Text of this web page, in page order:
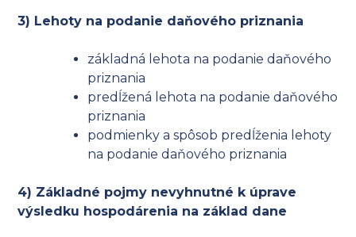
3) Lehoty na podanie daňového priznania
základná lehota na podanie daňového
priznania
predĺžená lehota na podanie daňového
priznania
podmienky a spôsob predĺženia lehoty
na podanie daňového priznania
4) Základné pojmy nevyhnutné k úprave
výsledku hospodárenia na základ dane